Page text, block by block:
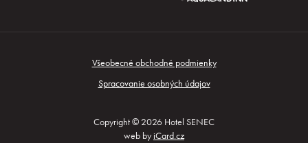
Prihlásiť sa
Copyright © 2026 Hotel SENEC
Všeobecné obchodné podmienky
Spracovanie osobných údajov
web byiCard.cz